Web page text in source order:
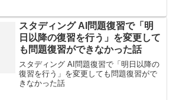
スタディング AI問題復習で「明
日以降の復習を行う」を変更して
も問題復習ができなかった話
スタディング AI問題復習で「明日以降の
復習を行う」を変更しても問題復習がで
きなかった話